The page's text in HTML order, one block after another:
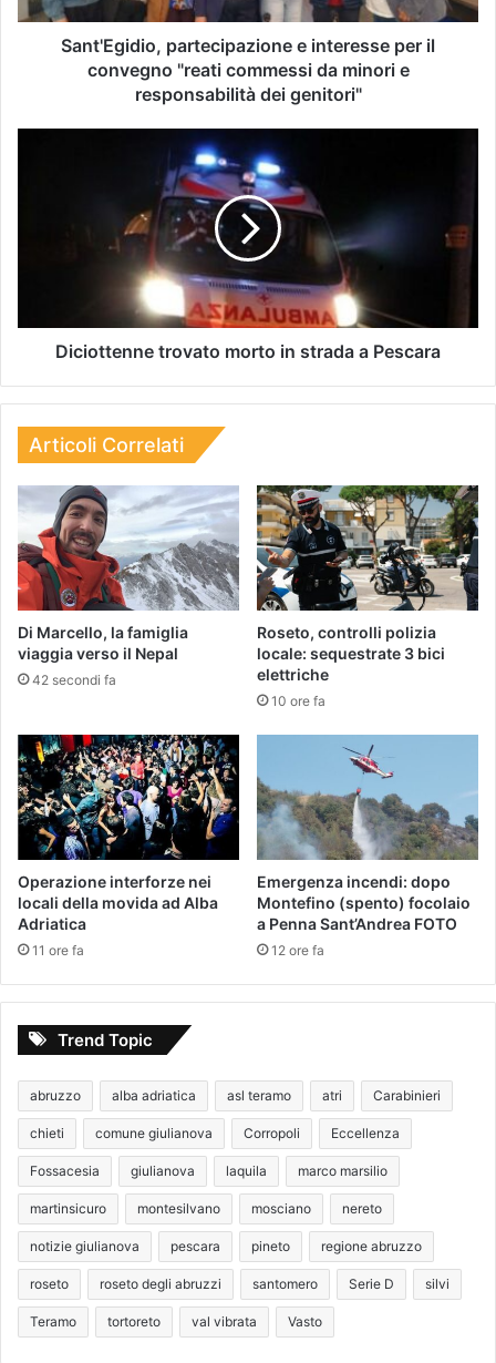
Sant'Egidio, partecipazione e interesse per il
convegno "reati commessi da minori e
responsabilità dei genitori"
Diciottenne trovato morto in strada a Pescara
Articoli Correlati
Di Marcello, la famiglia
viaggia verso il Nepal
42 secondi fa
Roseto, controlli polizia
locale: sequestrate 3 bici
elettriche
10 ore fa
Operazione interforze nei
locali della movida ad Alba
Adriatica
11 ore fa
Emergenza incendi: dopo
Montefino (spento) focolaio
a Penna Sant’Andrea FOTO
12 ore fa
Trend Topic
abruzzo alba adriatica asl teramo atri Carabinieri
chieti comune giulianova Corropoli Eccellenza
Fossacesia giulianova laquila marco marsilio
martinsicuro montesilvano mosciano nereto
notizie giulianova pescara pineto regione abruzzo
roseto roseto degli abruzzi santomero Serie D silvi
Teramo tortoreto val vibrata Vasto